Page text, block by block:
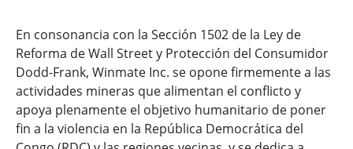
En consonancia con la Sección 1502 de la Ley de
Reforma de Wall Street y Protección del Consumidor
Dodd-Frank, Winmate Inc. se opone firmemente a las
actividades mineras que alimentan el conflicto y
apoya plenamente el objetivo humanitario de poner
fin a la violencia en la República Democrática del